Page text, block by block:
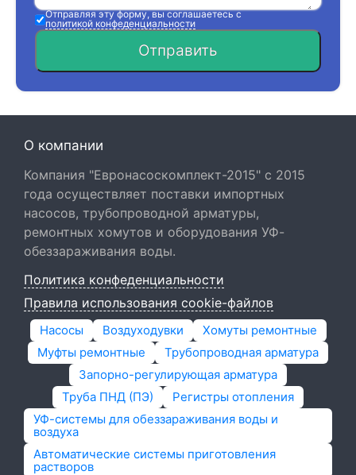
Отправляя эту форму, вы соглашаетесь с
политикой конфеденциальности
Отправить
О компании
Компания "Евронасоскомплект-2015" с 2015
года осуществляет поставки импортных
насосов, трубопроводной арматуры,
ремонтных хомутов и оборудования УФ-
обеззараживания воды.
Политика конфеденциальности
Правила использования cookie-файлов
Насосы Воздуходувки
Хомуты ремонтные
Муфты ремонтные
Трубопроводная арматура
Запорно-регулирующая арматура
Труба ПНД (ПЭ)
Регистры отопления
УФ-системы для обеззараживания воды и
воздуха
Автоматические системы приготовления
растворов